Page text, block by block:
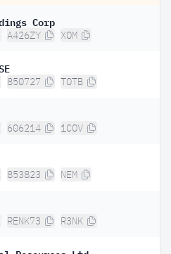
Corp
A426ZY XOM
850727 TOTB
606214 1COV
853823 NEM
RENK73 R3NK